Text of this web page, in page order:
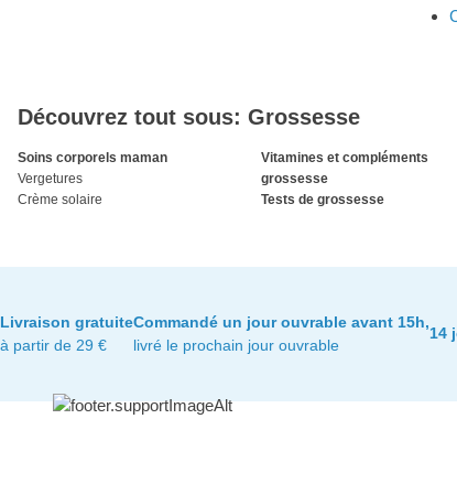
Découvrez tout sous: Grossesse
Soins corporels maman
Vergetures
Crème solaire
Vitamines et compléments
grossesse
Tests de grossesse
Livraison gratuite
à partir de 29 €
Commandé un jour ouvrable avant 15h,
livré le prochain jour ouvrable
14